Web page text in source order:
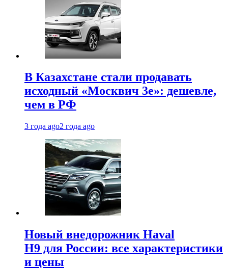
В Казахстане стали продавать
исходный «Москвич 3e»: дешевле,
чем в РФ
3 года ago2 года ago
Новый внедорожник Haval
H9 для России: все характеристики
и цены